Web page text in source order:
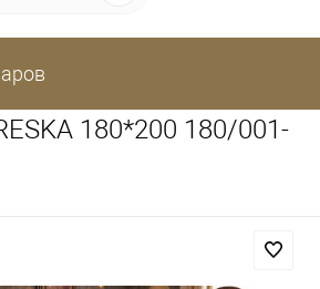
180*200 180/001-